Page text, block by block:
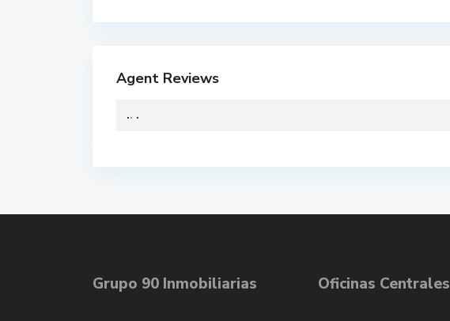
Agent Reviews
.. .
Grupo 90 Inmobiliarias Oficinas Centrales